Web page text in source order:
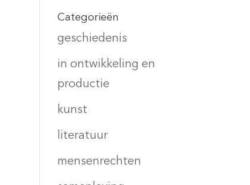
Categorieën
geschiedenis
in ontwikkeling en
productie
kunst
literatuur
mensenrechten